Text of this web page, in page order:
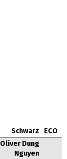
Schwarz
ECO
Oliver Dung
Nguyen